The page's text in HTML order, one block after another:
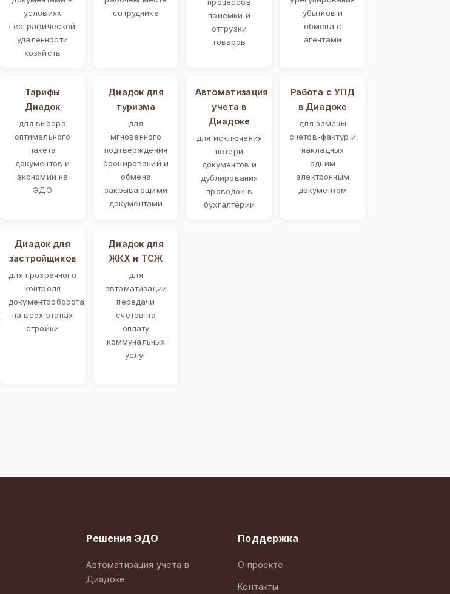
условиях
географической
удаленности
хозяйств
сотрудника
приемки и
отгрузки
товаров
убытков и
обмена с
агентами
Тарифы
Диадок
для выбора
оптимального
пакета
документов и
экономии на
ЭДО
Диадок для
туризма
для
мгновенного
подтверждения
бронирований и
обмена
закрывающими
документами
Автоматизация
учета в
Диадоке
для исключения
потери
документов и
дублирования
проводок в
бухгалтерии
Работа с УПД
в Диадоке
для замены
счетов-фактур и
накладных
одним
электронным
документом
Диадок для
застройщиков
для прозрачного
контроля
документооборота
на всех этапах
стройки
Диадок для
ЖКХ и ТСЖ
для
автоматизации
передачи
счетов на
оплату
коммунальных
услуг
Решения ЭДО
Автоматизация учета в
Диадоке
Поддержка
О проекте
Контакты